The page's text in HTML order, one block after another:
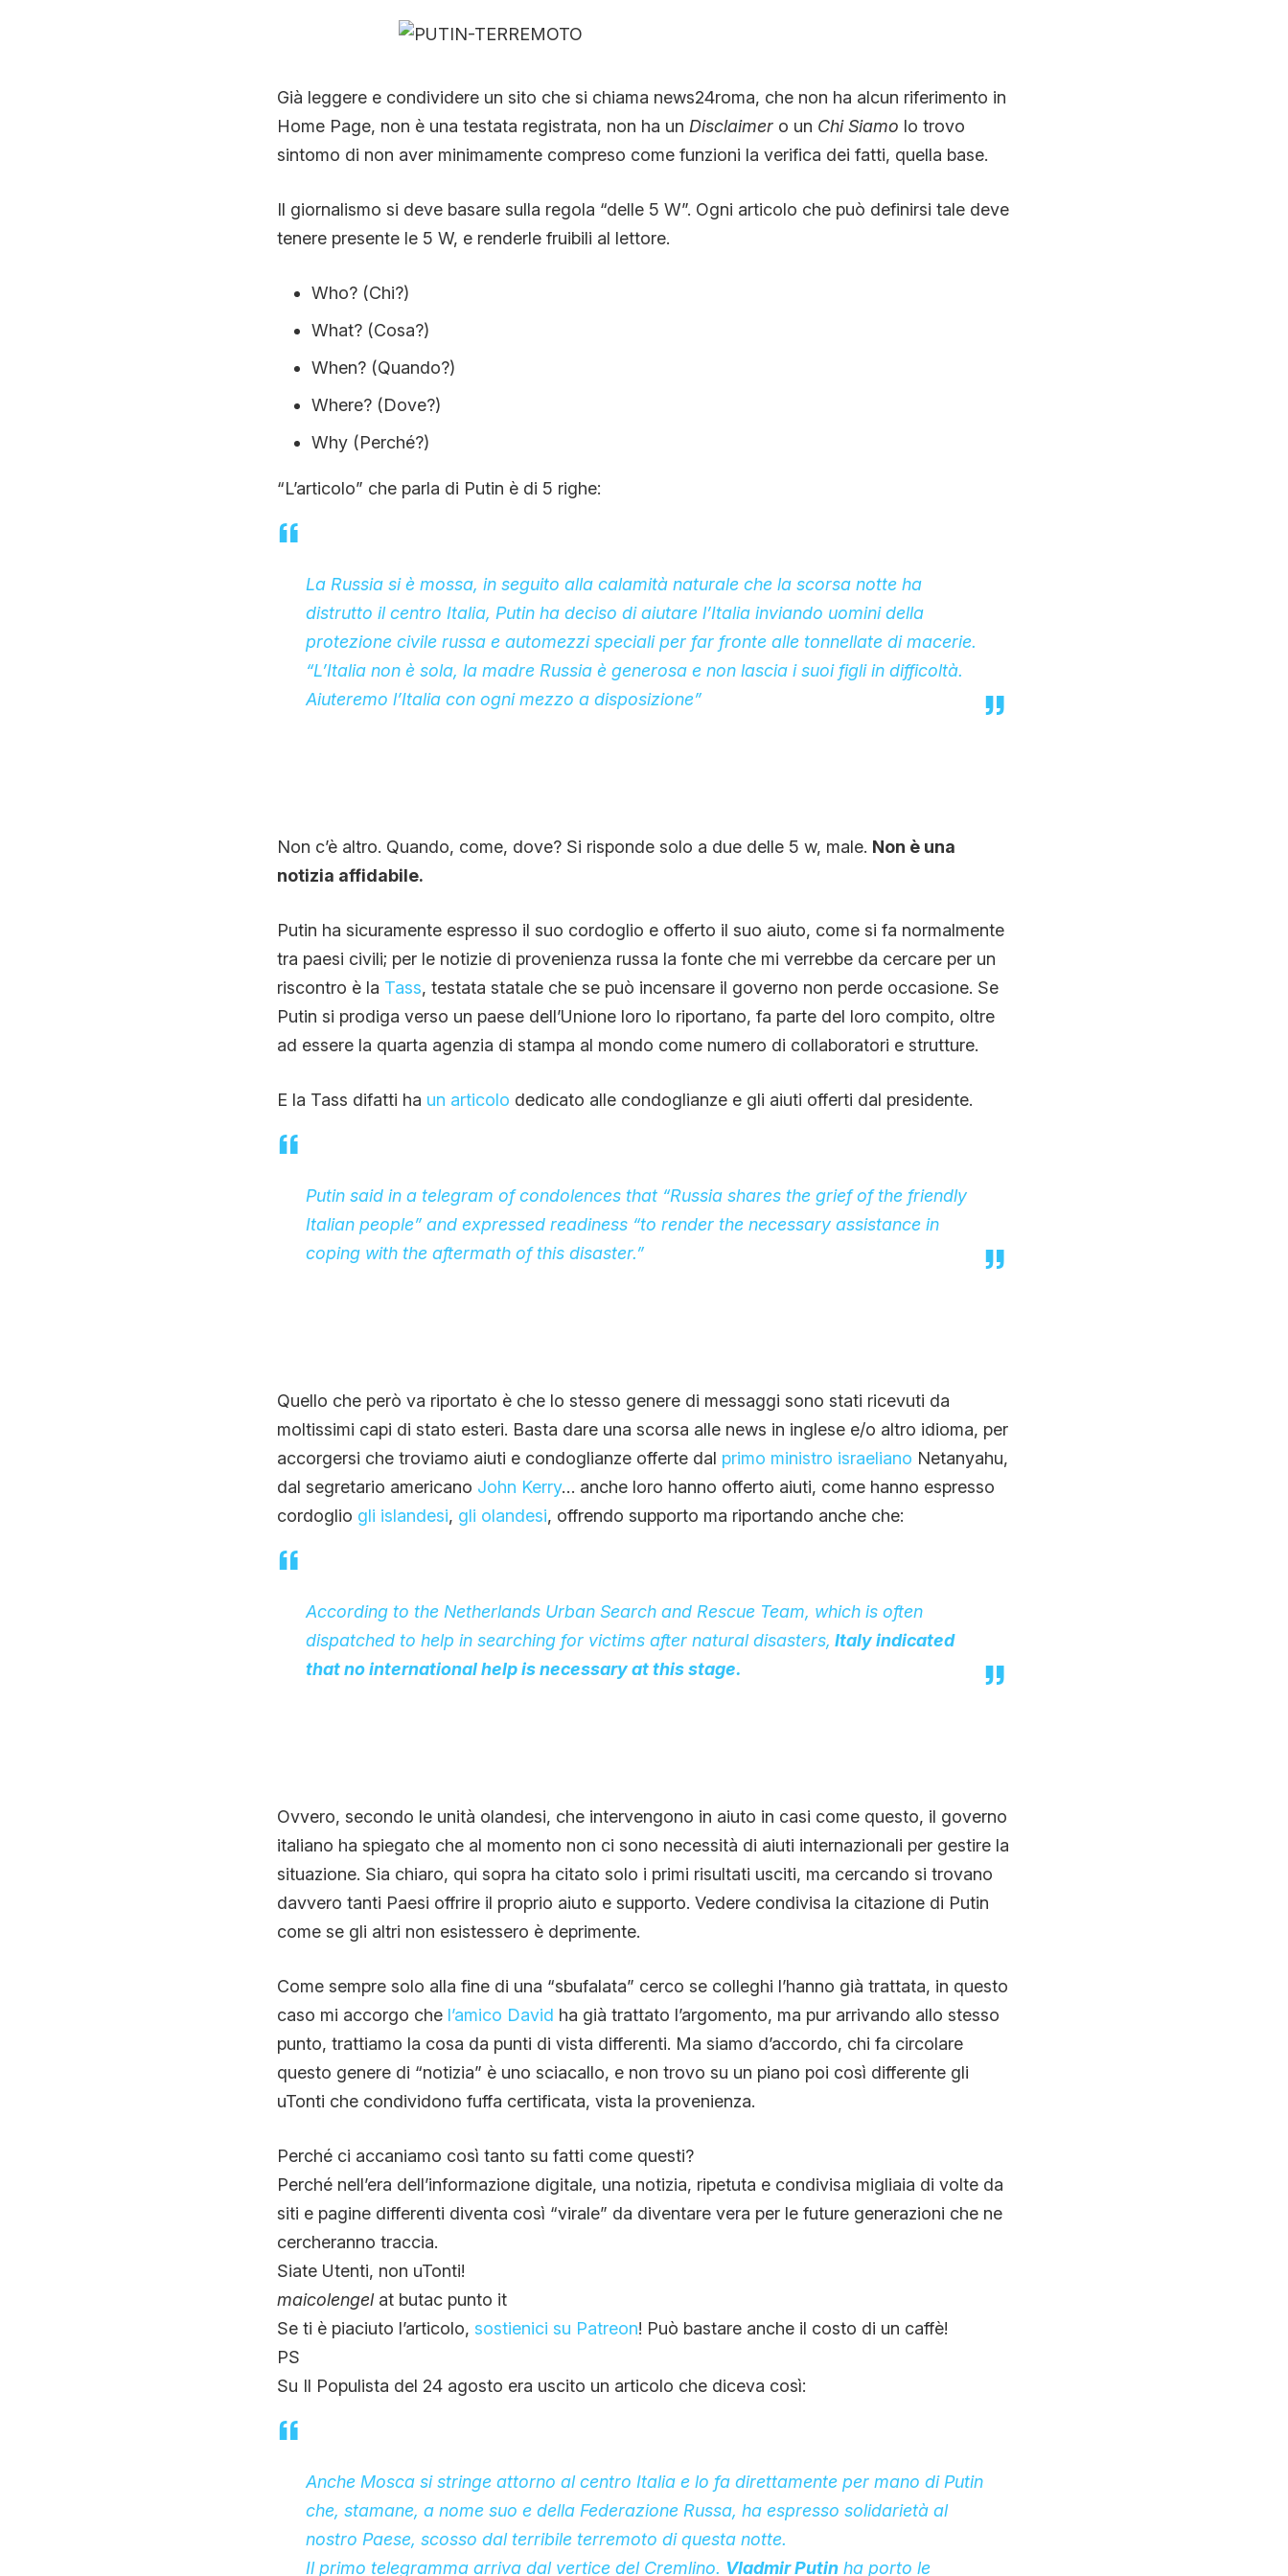
CONTATTI
CHI SIAMO
Già leggere e condividere un sito che si chiama news24roma, che non ha alcun riferimento in
Home Page, non è una testata registrata, non ha un Disclaimero un Chi Siamo lo trovo
sintomo di non aver minimamente compreso come funzioni la verifica dei fatti, quella base.
Il giornalismo si deve basare sulla regola “delle 5 W”. Ogni articolo che può definirsi tale deve
tenere presente le 5 W, e renderle fruibili al lettore.
Who? (Chi?)
What? (Cosa?)
When? (Quando?)
Where? (Dove?)
Why (Perché?)
“L’articolo” che parla di Putin è di 5 righe:
La Russia si è mossa, in seguito alla calamità naturale che la scorsa notte ha
distrutto il centro Italia, Putin ha deciso di aiutare l’Italia inviando uomini della
protezione civile russa e automezzi speciali per far fronte alle tonnellate di macerie.
“L’Italia non è sola, la madre Russia è generosa e non lascia i suoi figli in difficoltà.
Aiuteremo l’Italia con ogni mezzo a disposizione”
Non c’è altro. Quando, come, dove? Si risponde solo a due delle 5 w, male. Non è una
notizia affidabile.
Putin ha sicuramente espresso il suo cordoglio e offerto il suo aiuto, come si fa normalmente
tra paesi civili; per le notizie di provenienza russa la fonte che mi verrebbe da cercare per un
riscontro è la Tass, testata statale che se può incensare il governo non perde occasione. Se
Putin si prodiga verso un paese dell’Unione loro lo riportano, fa parte del loro compito, oltre
ad essere la quarta agenzia di stampa al mondo come numero di collaboratori e strutture.
E la Tass difatti ha un articolo dedicato alle condoglianze e gli aiuti offerti dal presidente.
Putin said in a telegram of condolences that “Russia shares the grief of the friendly
Italian people” and expressed readiness “to render the necessary assistance in
coping with the aftermath of this disaster.”
Quello che però va riportato è che lo stesso genere di messaggi sono stati ricevuti da
moltissimi capi di stato esteri. Basta dare una scorsa alle news in inglese e/o altro idioma, per
accorgersi che troviamo aiuti e condoglianze offerte dal primo ministro israeliano Netanyahu,
dal segretario americano John Kerry… anche loro hanno offerto aiuti, come hanno espresso
cordoglio gli islandesi, gli olandesi, offrendo supporto ma riportando anche che:
According to the Netherlands Urban Search and Rescue Team, which is often
dispatched to help in searching for victims after natural disasters, Italy indicated
that no international help is necessary at this stage.
Ovvero, secondo le unità olandesi, che intervengono in aiuto in casi come questo, il governo
italiano ha spiegato che al momento non ci sono necessità di aiuti internazionali per gestire la
situazione. Sia chiaro, qui sopra ha citato solo i primi risultati usciti, ma cercando si trovano
davvero tanti Paesi offrire il proprio aiuto e supporto. Vedere condivisa la citazione di Putin
come se gli altri non esistessero è deprimente.
Come sempre solo alla fine di una “sbufalata” cerco se colleghi l’hanno già trattata, in questo
caso mi accorgo che l’amico David ha già trattato l’argomento, ma pur arrivando allo stesso
punto, trattiamo la cosa da punti di vista differenti. Ma siamo d’accordo, chi fa circolare
questo genere di “notizia” è uno sciacallo, e non trovo su un piano poi così differente gli
uTonti che condividono fuffa certificata, vista la provenienza.
Perché ci accaniamo così tanto su fatti come questi?
Perché nell’era dell’informazione digitale, una notizia, ripetuta e condivisa migliaia di volte da
siti e pagine differenti diventa così “virale” da diventare vera per le future generazioni che ne
cercheranno traccia.
Siate Utenti, non uTonti!
maicolengelat butac punto it
Se ti è piaciuto l’articolo, sostienici su Patreon! Può bastare anche il costo di un caffè!
PS
Su Il Populista del 24 agosto era uscito un articolo che diceva così:
Anche Mosca si stringe attorno al centro Italia e lo fa direttamente per mano di Putin
che, stamane, a nome suo e della Federazione Russa, ha espresso solidarietà al
nostro Paese, scosso dal terribile terremoto di questa notte.
Il primo telegramma arriva dal vertice del Cremlino. Vladmir Putinha porto le